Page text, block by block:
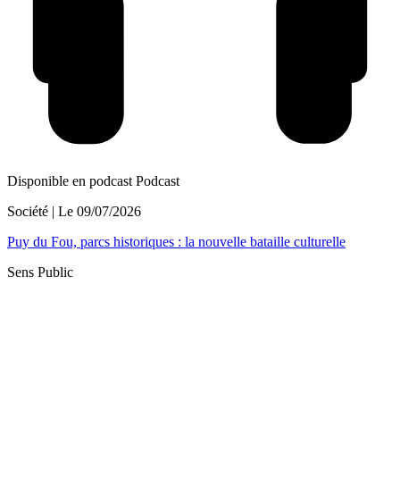
Disponible en podcast Podcast
Société | Le 09/07/2026
Puy du Fou, parcs historiques : la nouvelle bataille culturelle
Sens Public